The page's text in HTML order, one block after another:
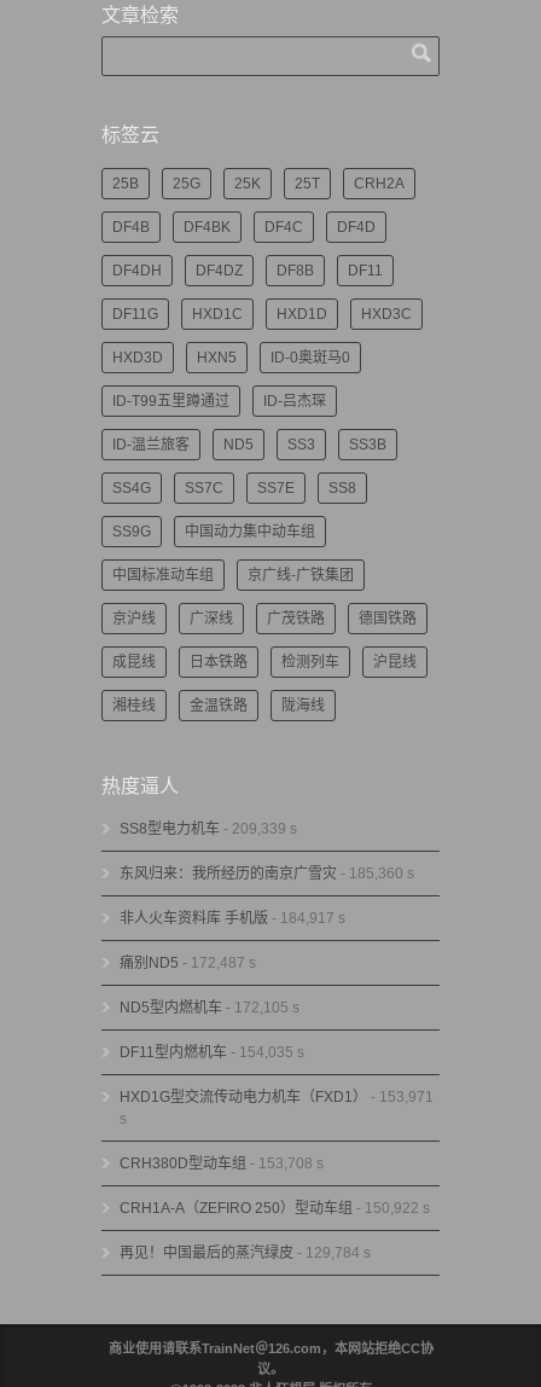
文章检索
标签云
25B 25G 25K 25T CRH2A
DF4B DF4BK DF4C DF4D
DF4DH DF4DZ DF8B DF11
DF11G HXD1C HXD1D HXD3C
HXD3D HXN5 ID-0奥斑马0
ID-T99五里蹲通过 ID-吕杰琛
ID-温兰旅客 ND5 SS3 SS3B
SS4G SS7C SS7E SS8
SS9G 中国动力集中动车组
中国标准动车组 京广线-广铁集团
京沪线 广深线 广茂铁路 德国铁路
成昆线 日本铁路 检测列车 沪昆线
湘桂线 金温铁路 陇海线
热度逼人
SS8型电力机车 - 209,339 s
东风归来：我所经历的南京广雪灾 - 185,360 s
非人火车资料库 手机版 - 184,917 s
痛别ND5 - 172,487 s
ND5型内燃机车 - 172,105 s
DF11型内燃机车 - 154,035 s
HXD1G型交流传动电力机车（FXD1）
- 153,971
s
CRH380D型动车组 - 153,708 s
CRH1A-A（ZEFIRO 250）型动车组 - 150,922 s
再见！中国最后的蒸汽绿皮 - 129,784 s
商业使用请联系TrainNet＠126.com，本网站拒绝CC协
议。